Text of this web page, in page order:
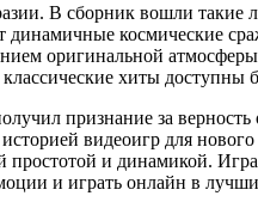
В сборник вошли такие
динамичные космические
оригинальной
хиты доступны
признание за
видеоигр для
простотой и динамикой.
и играть онлайн в